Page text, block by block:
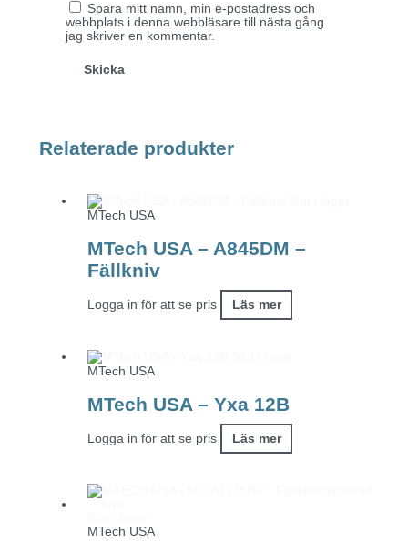
Spara mitt namn, min e-postadress och
webbplats i denna webbläsare till nästa gång
jag skriver en kommentar.
Relaterade produkter
MTech USA
MTech USA – A845DM –
Fällkniv
Logga in för att se pris Läs mer
MTech USA
MTech USA – Yxa 12B
Logga in för att se pris Läs mer
MTech USA